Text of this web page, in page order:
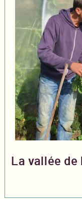
La vallée de